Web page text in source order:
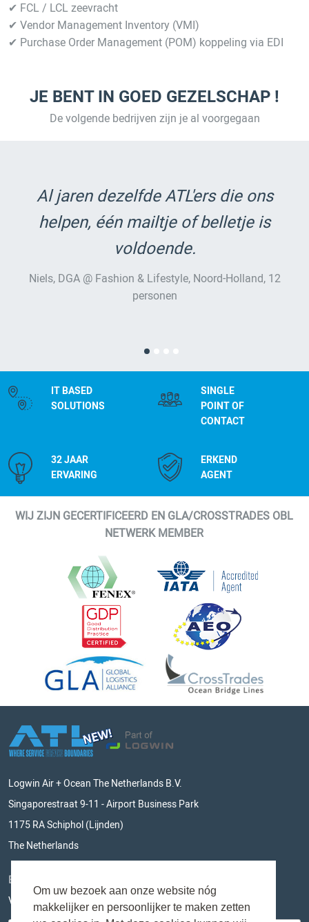
Om uw bezoek aan onze website nóg
makkelijker en persoonlijker te maken zetten
✔ FCL / LCL zeevracht
✔ Vendor Management Inventory (VMI)
✔ Purchase Order Management (POM) koppeling via EDI
JE BENT IN GOED GEZELSCHAP !
De volgende bedrijven zijn je al voorgegaan
Al jaren dezelfde ATL'ers die ons
helpen, één mailtje of belletje is
voldoende.
Niels, DGA @ Fashion & Lifestyle, Noord-Holland, 12
personen
IT BASED
SOLUTIONS
SINGLE
POINT OF
CONTACT
32 JAAR
ERVARING
ERKEND
AGENT
WIJ ZIJN GECERTIFICEERD EN GLA/CROSSTRADES OBL
NETWERK MEMBER
Logwin Air + Ocean The Netherlands B.V.
Singaporestraat 9-11 - Airport Business Park
1175 RA Schiphol (Lijnden)
The Netherlands
BLIJF OP DE HOOGTE
Vul hieronder je e-mailadres in en mis niks meer!